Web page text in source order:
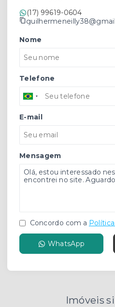
(17) 99619-0604
Nome
Telefone
E-mail
Mensagem
Concordo com a
WhatsApp
Imóveis